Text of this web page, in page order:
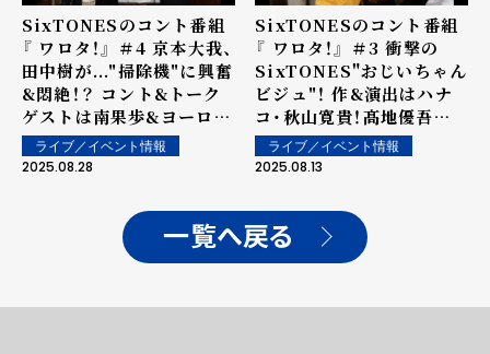
SixTONESのコント番組
『 ワロタ！』 ＃4 京本大我、
田中樹が..."掃除機"に興奮
&悶絶！？ コント&トーク
ゲストは南果歩&ヨーロッ
パ企画・上田誠！過去に
SixTONESとの"縁"も
ライブ／イベント情報
2025.08.28
SixTONESのコント番組
『 ワロタ！』 ＃3 衝撃の
SixTONES"おじいちゃん
ビジュ"！ 作&演出はハナ
コ・秋山寛貴！髙地優吾は
メンバーへ「本当におじい
ちゃんになってもよろしく
ライブ／イベント情報
2025.08.13
一覧へ戻る